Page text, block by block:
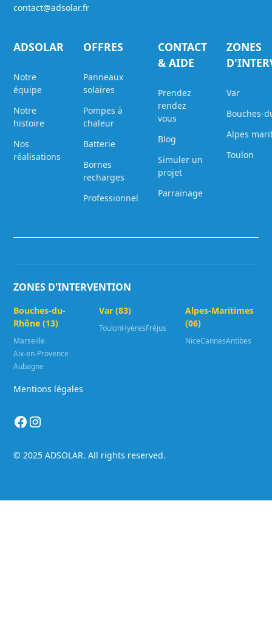
contact@adsolar.fr
ADSOLAR
Notre
équipe
Notre
histoire
Nos
réalisations
OFFRES
Panneaux
solaires
Pompes à
chaleur
Batterie
Bornes
recharges
Professionnel
CONTACT
& AIDE
Prendez
rendez
vous
Blog
Simuler un
projet
Parrainage
ZONES
Var
Bouches-
Alpes
Toulon
ZONES D'INTERVENTION
Bouches-du-
Rhône (13)
Marseille
Aix-en-Provence
Aubagne
Var (83)
ToulonHyèresFréjus
Alpes-Maritimes
(06)
NiceCannesAntibes
© 2025 ADSOLAR. All rights reserved.
Mentions légales